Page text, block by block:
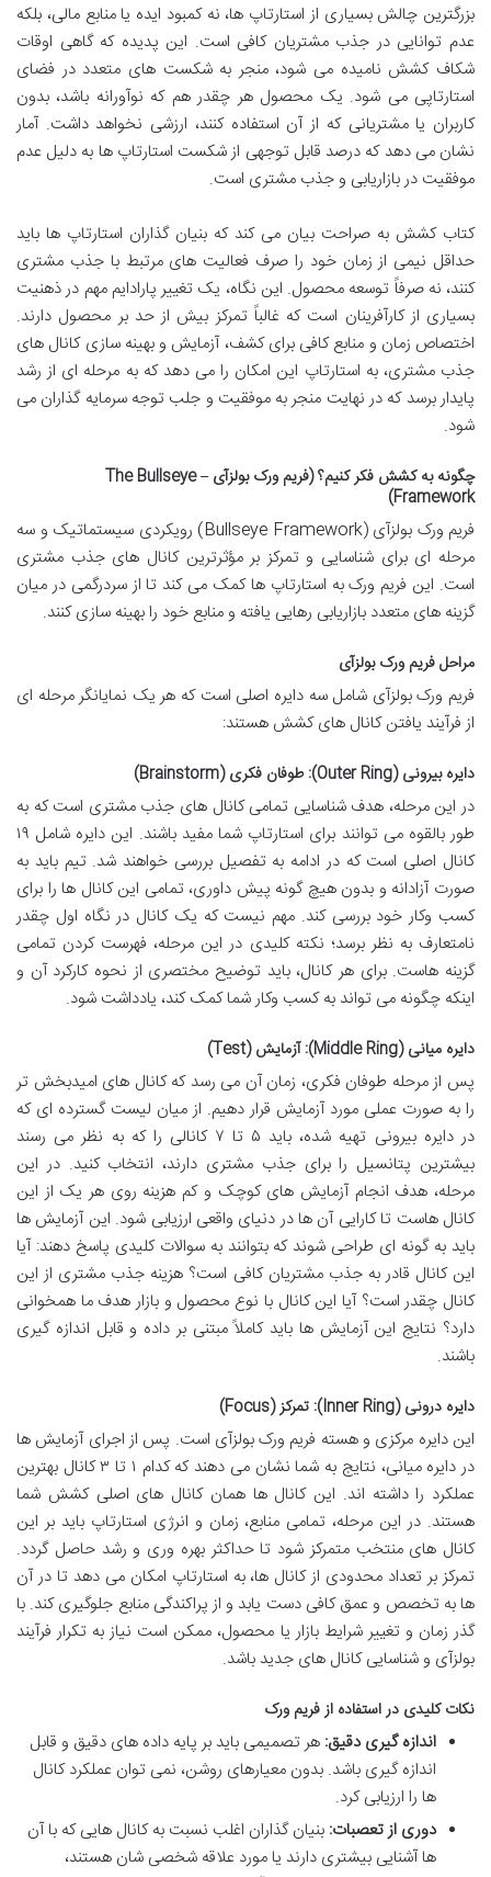
بزرگترین چالش بسیاری از استارتاپ ها، نه کمبود ایده یا منابع مالی، بلکه
عدم توانایی در جذب مشتریان کافی است. این پدیده که گاهی اوقات
شکاف کشش نامیده می شود، منجر به شکست های متعدد در فضای
استارتاپی می شود. یک محصول هر چقدر هم که نوآورانه باشد، بدون
کاربران یا مشتریانی که از آن استفاده کنند، ارزشی نخواهد داشت. آمار
نشان می دهد که درصد قابل توجهی از شکست استارتاپ ها به دلیل عدم
موفقیت در بازاریابی و جذب مشتری است.
کتاب کشش به صراحت بیان می کند که بنیان گذاران استارتاپ ها باید
حداقل نیمی از زمان خود را صرف فعالیت های مرتبط با جذب مشتری
کنند، نه صرفاً توسعه محصول. این نگاه، یک تغییر پارادایم مهم در ذهنیت
بسیاری از کارآفرینان است که غالباً تمرکز بیش از حد بر محصول دارند.
اختصاص زمان و منابع کافی برای کشف، آزمایش و بهینه سازی کانال های
جذب مشتری، به استارتاپ این امکان را می دهد که به مرحله ای از رشد
پایدار برسد که در نهایت منجر به موفقیت و جلب توجه سرمایه گذاران می
شود.
چگونه به کشش فکر کنیم؟ (فریم ورک بولزآی – The Bullseye
Framework)
فریم ورک بولزآی (Bullseye Framework) رویکردی سیستماتیک و سه
مرحله ای برای شناسایی و تمرکز بر مؤثرترین کانال های جذب مشتری
است. این فریم ورک به استارتاپ ها کمک می کند تا از سردرگمی در میان
گزینه های متعدد بازاریابی رهایی یافته و منابع خود را بهینه سازی کنند.
مراحل فریم ورک بولزآی
فریم ورک بولزآی شامل سه دایره اصلی است که هر یک نمایانگر مرحله ای
از فرآیند یافتن کانال های کشش هستند:
دایره بیرونی (Outer Ring): طوفان فکری (Brainstorm)
در این مرحله، هدف شناسایی تمامی کانال های جذب مشتری است که به
طور بالقوه می توانند برای استارتاپ شما مفید باشند. این دایره شامل ۱۹
کانال اصلی است که در ادامه به تفصیل بررسی خواهند شد. تیم باید به
صورت آزادانه و بدون هیچ گونه پیش داوری، تمامی این کانال ها را برای
کسب وکار خود بررسی کند. مهم نیست که یک کانال در نگاه اول چقدر
نامتعارف به نظر برسد؛ نکته کلیدی در این مرحله، فهرست کردن تمامی
گزینه هاست. برای هر کانال، باید توضیح مختصری از نحوه کارکرد آن و
اینکه چگونه می تواند به کسب وکار شما کمک کند، یادداشت شود.
دایره میانی (Middle Ring): آزمایش (Test)
پس از مرحله طوفان فکری، زمان آن می رسد که کانال های امیدبخش تر
را به صورت عملی مورد آزمایش قرار دهیم. از میان لیست گسترده ای که
در دایره بیرونی تهیه شده، باید ۵ تا ۷ کانالی را که به نظر می رسند
بیشترین پتانسیل را برای جذب مشتری دارند، انتخاب کنید. در این
مرحله، هدف انجام آزمایش های کوچک و کم هزینه روی هر یک از این
کانال هاست تا کارایی آن ها در دنیای واقعی ارزیابی شود. این آزمایش ها
باید به گونه ای طراحی شوند که بتوانند به سوالات کلیدی پاسخ دهند: آیا
این کانال قادر به جذب مشتریان کافی است؟ هزینه جذب مشتری از این
کانال چقدر است؟ آیا این کانال با نوع محصول و بازار هدف ما همخوانی
دارد؟ نتایج این آزمایش ها باید کاملاً مبتنی بر داده و قابل اندازه گیری
باشند.
دایره درونی (Inner Ring): تمرکز (Focus)
این دایره مرکزی و هسته فریم ورک بولزآی است. پس از اجرای آزمایش ها
در دایره میانی، نتایج به شما نشان می دهند که کدام ۱ تا ۳ کانال بهترین
عملکرد را داشته اند. این کانال ها همان کانال های اصلی کشش شما
هستند. در این مرحله، تمامی منابع، زمان و انرژی استارتاپ باید بر این
کانال های منتخب متمرکز شود تا حداکثر بهره وری و رشد حاصل گردد.
تمرکز بر تعداد محدودی از کانال ها، به استارتاپ امکان می دهد تا در آن
ها به تخصص و عمق کافی دست یابد و از پراکندگی منابع جلوگیری کند. با
گذر زمان و تغییر شرایط بازار یا محصول، ممکن است نیاز به تکرار فرآیند
بولزآی و شناسایی کانال های جدید باشد.
نکات کلیدی در استفاده از فریم ورک
اندازه گیری دقیق: هر تصمیمی باید بر پایه داده های دقیق و قابل
اندازه گیری باشد. بدون معیارهای روشن، نمی توان عملکرد کانال
ها را ارزیابی کرد.
دوری از تعصبات: بنیان گذاران اغلب نسبت به کانال هایی که با آن
ها آشنایی بیشتری دارند یا مورد علاقه شخصی شان هستند،